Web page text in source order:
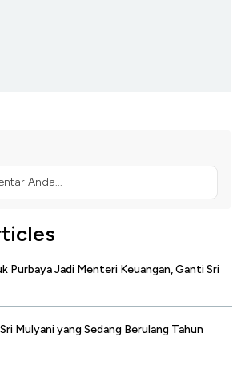
Anda...
Purbaya Jadi Menteri Keuangan, Ganti Sri
Mulyani yang Sedang Berulang Tahun